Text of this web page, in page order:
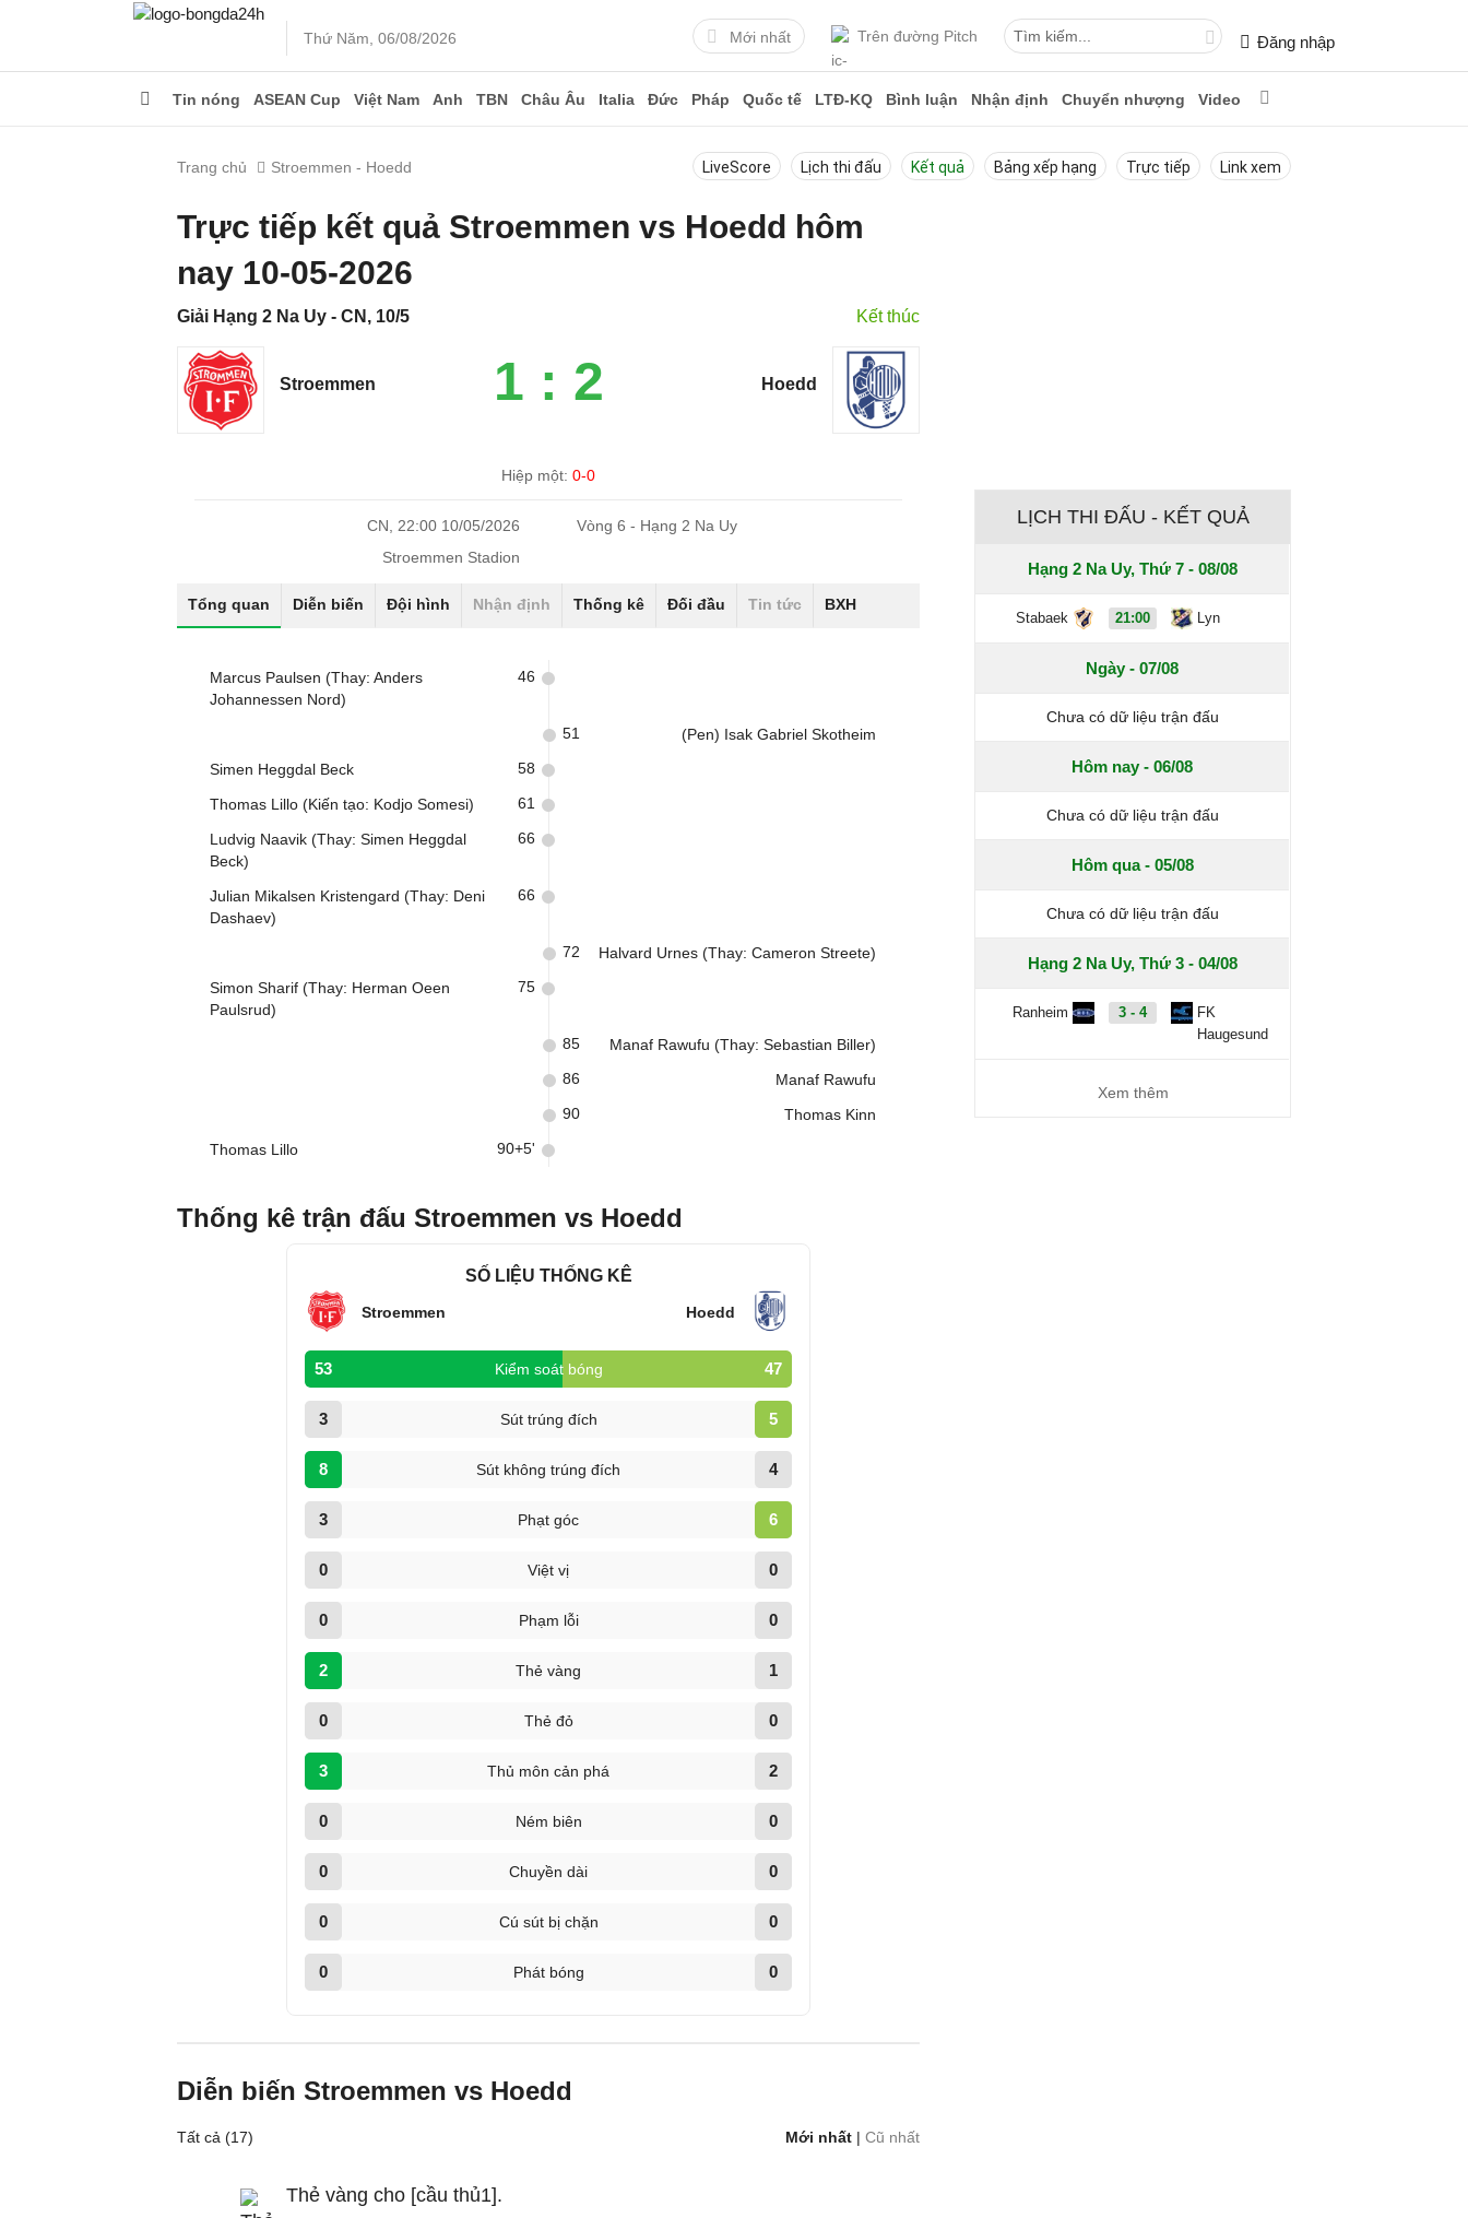
Thứ Năm, 06/08/2026 Mới nhất Trên đường Pitch Đăng nhập
Tin nóng ASEAN Cup Việt Nam Anh TBN Châu Âu Italia Đức Pháp Quốc tế LTĐ-KQ Bình luận Nhận định Chuyển nhượng Video
Trang chủ Stroemmen - Hoedd LiveScore Lịch thi đấu Kết quả Bảng xếp hạng Trực tiếp Link xem
Trực tiếp kết quả Stroemmen vs Hoedd hôm
nay 10-05-2026
Giải Hạng 2 Na Uy - CN, 10/5 Kết thúc
Stroemmen 1 : 2 Hoedd
Hiệp một:0-0
CN, 22:00 10/05/2026
Vòng 6 - Hạng 2 Na Uy
Stroemmen Stadion
Tổng quan Diễn biến Đội hình Nhận định Thống kê Đối đầu Tin tức BXH
Marcus Paulsen (Thay: Anders
Johannessen Nord)
46
(Pen) Isak Gabriel Skotheim
51
Simen Heggdal Beck 58
Thomas Lillo (Kiến tạo: Kodjo Somesi) 61
Ludvig Naavik (Thay: Simen Heggdal
Beck)
66
Julian Mikalsen Kristengard (Thay: Deni
Dashaev)
66
Halvard Urnes (Thay: Cameron Streete)
72
Simon Sharif (Thay: Herman Oeen
Paulsrud)
75
Manaf Rawufu (Thay: Sebastian Biller)
85
Manaf Rawufu
86
Thomas Kinn
90
Thomas Lillo 90+5'
Thống kê trận đấu Stroemmen vs Hoedd
SỐ LIỆU THỐNG KÊ
Stroemmen Hoedd
53 Kiểm soát bóng 47
3 Sút trúng đích 5
8 Sút không trúng đích 4
3 Phạt góc 6
0 Việt vị 0
0 Phạm lỗi 0
2 Thẻ vàng 1
0 Thẻ đỏ 0
3 Thủ môn cản phá 2
0 Ném biên 0
0 Chuyền dài 0
0 Cú sút bị chặn 0
0 Phát bóng 0
Diễn biến Stroemmen vs Hoedd
Tất cả (17) Mới nhất |Cũ nhất
Thẻ vàng cho [cầu thủ1].
LỊCH THI ĐẤU - KẾT QUẢ
Hạng 2 Na Uy, Thứ 7 - 08/08
Stabaek 21:00 Lyn
Ngày - 07/08
Chưa có dữ liệu trận đấu
Hôm nay - 06/08
Chưa có dữ liệu trận đấu
Hôm qua - 05/08
Chưa có dữ liệu trận đấu
Hạng 2 Na Uy, Thứ 3 - 04/08
Ranheim 3 - 4
FK
Haugesund
Xem thêm